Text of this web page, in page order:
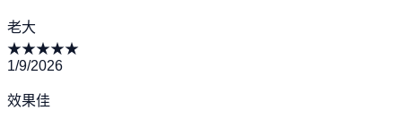
老大
★★★★★
1/9/2026
效果佳